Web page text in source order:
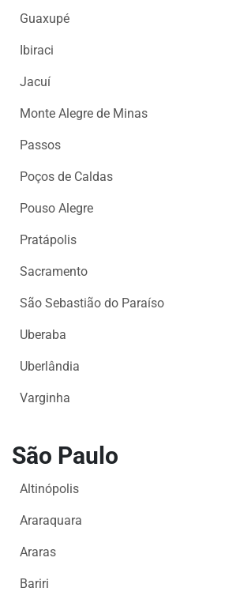
DOS
MERCADO
DE
WEBINAR
TV
MIGALHAS
SOMOS
SERVIÇOS
MIGALHAS
FAÇA
WEBINAR
MIGALHAS
MIGALHAS
CORRESPONDENTES
CATÁLOGO
ESCRITÓRIOS
Guaxupé
Ibiraci
Jacuí
Monte Alegre de Minas
Passos
Poços de Caldas
Pouso Alegre
Pratápolis
Sacramento
São Sebastião do Paraíso
Uberaba
Uberlândia
Varginha
São Paulo
Altinópolis
Araraquara
Araras
Bariri